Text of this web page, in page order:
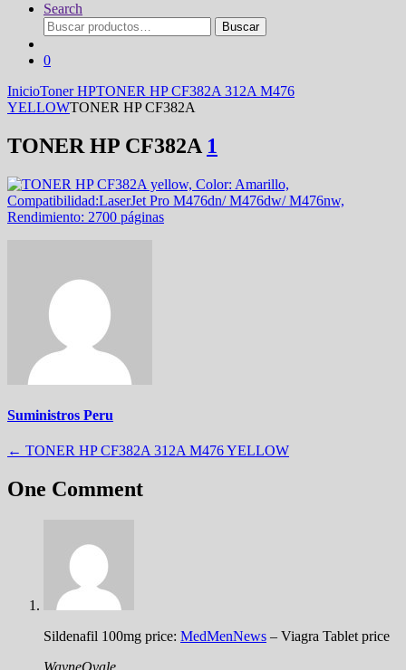
Search
Buscar
por:
Buscar
0
InicioToner HPTONER HP CF382A 312A M476
YELLOWTONER HP CF382A
TONER HP CF382A 1
Suministros Peru
Navegación
de
entradas
← TONER HP CF382A 312A M476 YELLOW
One Comment
Sildenafil 100mg price: MedMenNews – Viagra Tablet price